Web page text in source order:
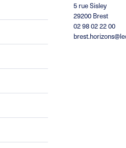
5 rue Sisley
29200 Brest
02 98 02 22 00